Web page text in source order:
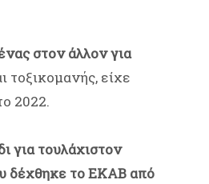
στον άλλον για
τοξικομανής, είχε
2022.
για τουλάχιστον
δέχθηκε το ΕΚΑΒ από